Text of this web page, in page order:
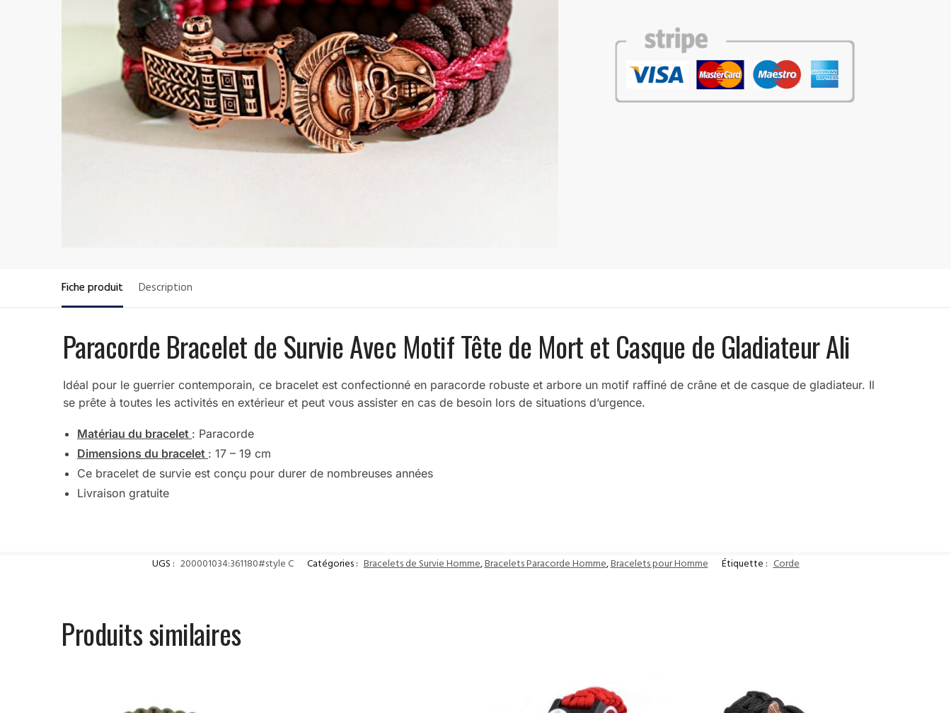
Fiche produit Description
Paracorde Bracelet de Survie Avec Motif Tête de Mort et Casque de Gladiateur Ali
Idéal pour le guerrier contemporain, ce bracelet est confectionné en paracorde robuste et arbore un motif raffiné de crâne et de casque de gladiateur. Il
se prête à toutes les activités en extérieur et peut vous assister en cas de besoin lors de situations d’urgence.
Matériau du bracelet : Paracorde
Dimensions du bracelet : 17 – 19 cm
Ce bracelet de survie est conçu pour durer de nombreuses années
Livraison gratuite
UGS : 200001034:361180#style C Catégories : Bracelets de Survie Homme,Bracelets Paracorde Homme,Bracelets pour Homme Étiquette : Corde
Produits similaires